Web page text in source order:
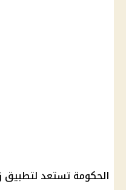
الحكومة تستعد لتطبيق